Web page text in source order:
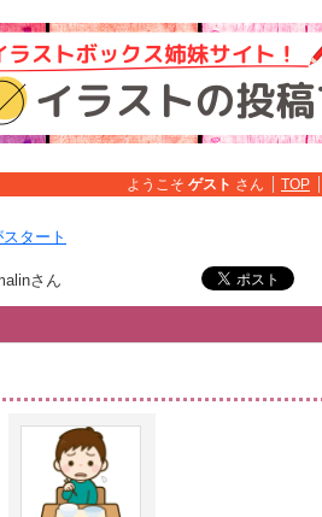
ようこそ ゲスト さん TOP
タート
さん